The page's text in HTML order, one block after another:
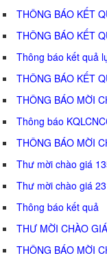
THÔNG BÁO KẾT
THÔNG BÁO KẾT
Thông báo kết quả
THÔNG BÁO KẾT
THÔNG BÁO MỜI
Thông báo
THÔNG BÁO MỜI
Thư mời chào giá
Thư mời chào giá
Thông báo kết quả
THƯ MỜI CHÀO GIÁ
THÔNG BÁO MỜI